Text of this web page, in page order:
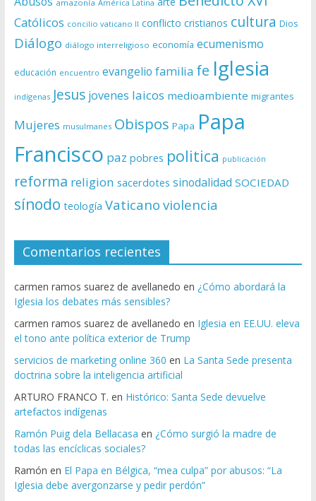
amazonía América Latina
Católicos concilio vaticano II conflicto cristianos cultura Dios
Diálogo diálogo interreligioso economía ecumenismo
educación encuentro evangelio familia fe Iglesia
indígenas Jesus jovenes laicos medioambiente migrantes
Mujeres musulmanes Obispos Papa Papa
Francisco paz pobres politica publicación
reforma religion sacerdotes sinodalidad SOCIEDAD
sínodo teología Vaticano violencia
Comentarios recientes
carmen ramos suarez de avellanedo en ¿Cómo abordará la
Iglesia los debates más sensibles?
carmen ramos suarez de avellanedo en Iglesia en EE.UU. eleva
el tono ante política exterior de Trump
servicios de marketing online 360 en La Santa Sede presenta
doctrina sobre la inteligencia artificial
ARTURO FRANCO T. en Histórico: Santa Sede devuelve
artefactos indígenas
Ramón Puig dela Bellacasa en ¿Cómo surgió la madre de
todas las encíclicas sociales?
Ramón en El Papa en Bélgica, “mea culpa” por abusos: “La
Iglesia debe avergonzarse y pedir perdón”